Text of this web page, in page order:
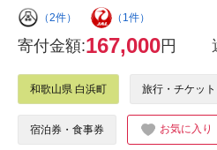
（2件） （1件）
寄付金額:167,000円
和歌山県 白浜町 旅行・チケッ
宿泊券・食事券 お気に入り